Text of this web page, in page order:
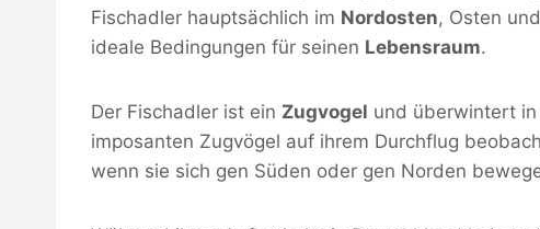
Fischadler hauptsächlich im Nordosten, Osten
ideale Bedingungen für seinen Lebensraum.
Der Fischadler ist ein Zugvogel und überwintert
imposanten Zugvögel auf ihrem Durchflug
wenn sie sich gen Süden oder gen Norden